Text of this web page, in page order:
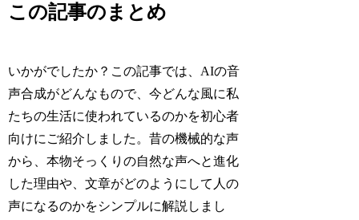
この記事のまとめ
いかがでしたか？この記事では、AIの音
声合成がどんなもので、今どんな風に私
たちの生活に使われているのかを初心者
向けにご紹介しました。昔の機械的な声
から、本物そっくりの自然な声へと進化
した理由や、文章がどのようにして人の
声になるのかをシンプルに解説しまし